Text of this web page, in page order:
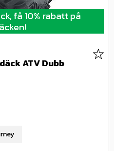
få 10% rabatt på
ATV Dubb